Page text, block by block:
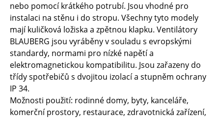
nebo pomocí krátkého potrubí. Jsou vhodné pro
instalaci na stěnu i do stropu. Všechny tyto modely
mají kuličková ložiska a zpětnou klapku. Ventilátory
BLAUBERG jsou vyráběny v souladu s evropskými
standardy, normami pro nízké napětí a
elektromagnetickou kompatibilitu. Jsou zařazeny do
třídy spotřebičů s dvojitou izolací a stupněm ochrany
IP 34.
Možnosti použití: rodinné domy, byty, kanceláře,
komerční prostory, restaurace, zdravotnická zařízení,